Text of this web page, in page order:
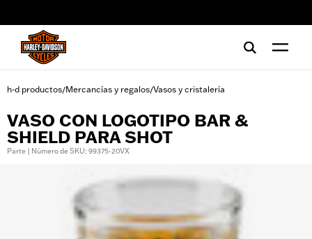
h-d productos/Mercancías y regalos/Vasos y cristalería
VASO CON LOGOTIPO BAR &
SHIELD PARA SHOT
Parte | Número de SKU: 99375-20VX